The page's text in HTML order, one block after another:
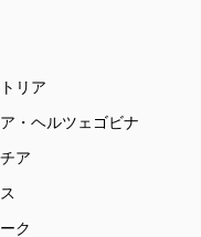
リア
・ヘルツェゴビナ
ア
ク